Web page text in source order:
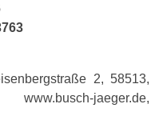
2, 58513,
jaeger.de,